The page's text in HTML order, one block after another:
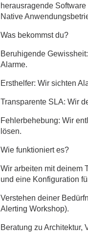
herausragende
Native
Was bekommst du?
Beruhigende
Alarme.
Ersthelfer: Wir sichten
Transparente SLA: Wir
Fehlerbehebung: Wir
lösen.
Wie funktioniert es?
Wir arbeiten mit deinem
und eine Konfiguration
Verstehen deiner
Alerting Workshop).
Beratung zu Architektur,